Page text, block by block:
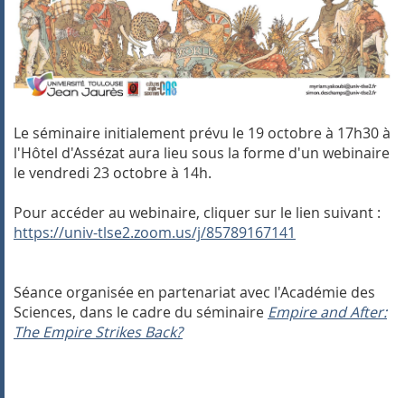
Le séminaire initialement prévu le 19 octobre à 17h30 à
l'Hôtel d'Assézat aura lieu sous la forme d'un webinaire
le vendredi 23 octobre à 14h.
Pour accéder au webinaire, cliquer sur le lien suivant :
https://univ-tlse2.zoom.us/j/85789167141
Séance organisée en partenariat avec l'Académie des
Sciences, dans le cadre du séminaire Empire and After:
The Empire Strikes Back?